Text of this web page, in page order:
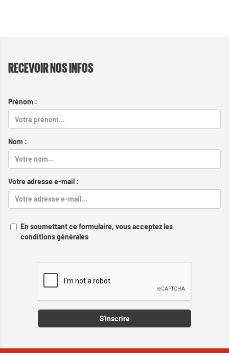
RECEVOIR NOS INFOS
Prénom :
Nom :
Votre adresse e-mail :
En soumettant ce formulaire, vous acceptez les
conditions générales
S'inscrire